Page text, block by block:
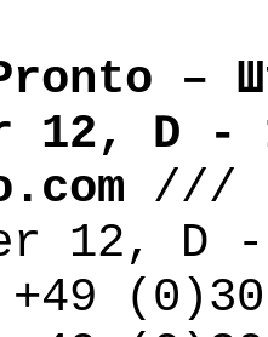
–
12, D -
///
12, D
+49